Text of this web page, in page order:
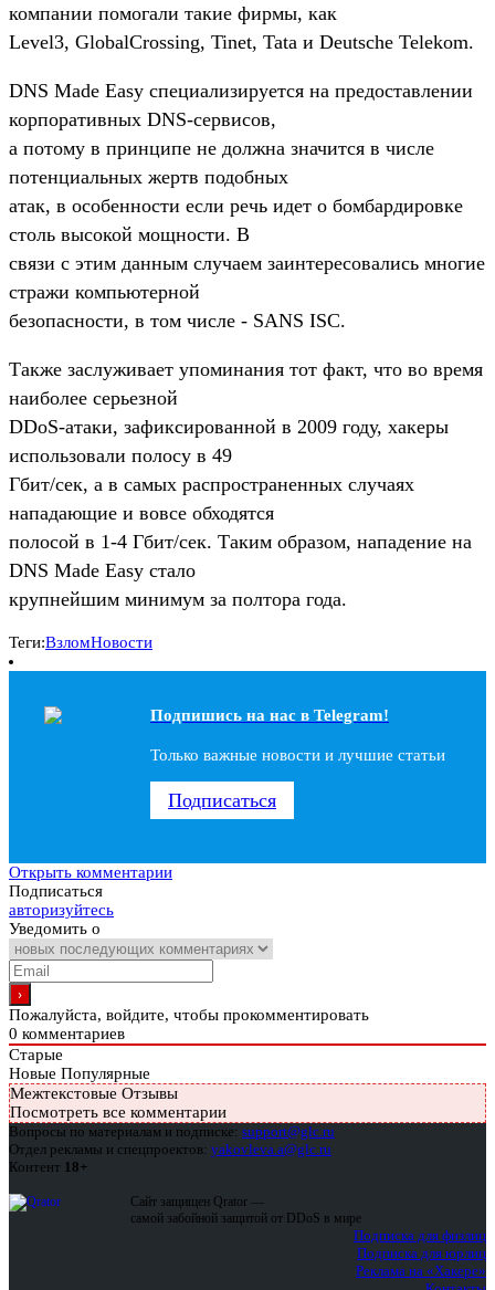
компании помогали такие фирмы, как
Level3, GlobalCrossing, Tinet, Tata и Deutsche Telekom.
DNS Made Easy специализируется на предоставлении
корпоративных DNS-сервисов,
а потому в принципе не должна значится в числе
потенциальных жертв подобных
атак, в особенности если речь идет о бомбардировке
столь высокой мощности. В
связи с этим данным случаем заинтересовались многие
стражи компьютерной
безопасности, в том числе - SANS ISC.
Также заслуживает упоминания тот факт, что во время
наиболее серьезной
DDoS-атаки, зафиксированной в 2009 году, хакеры
использовали полосу в 49
Гбит/сек, а в самых распространенных случаях
нападающие и вовсе обходятся
полосой в 1-4 Гбит/сек. Таким образом, нападение на
DNS Made Easy стало
крупнейшим минимум за полтора года.
Теги:ВзломНовости
Подпишись на наc в Telegram!
Только важные новости и лучшие статьи
Подписаться
Открыть комментарии
Подписаться
авторизуйтесь
Уведомить о
Пожалуйста, войдите, чтобы прокомментировать
0 комментариев
Старые
Новые Популярные
Межтекстовые Отзывы
Посмотреть все комментарии
Вопросы по материалам и подписке: support@glc.ru
Отдел рекламы и спецпроектов: yakovleva.a@glc.ru
Контент 18+
Сайт защищен Qrator —
самой забойной защитой от DDoS в мире
Подписка для физлиц
Подписка для юрлиц
Реклама на «Хакере»